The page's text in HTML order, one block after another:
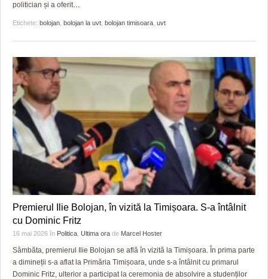
politician și a oferit…
Etichete: bolojan bolojan la uvt bolojan timisoara uvt
Premierul Ilie Bolojan, în vizită la Timișoara. S-a întâlnit
cu Dominic Fritz
16 mai 2026 în Politica Ultima ora de Marcel Hoster
Sâmbăta, premierul Ilie Bolojan se află în vizită la Timișoara. În prima parte
a dimineții s-a aflat la Primăria Timișoara, unde s-a întâlnit cu primarul
Dominic Fritz, ulterior a participat la ceremonia de absolvire a studenților